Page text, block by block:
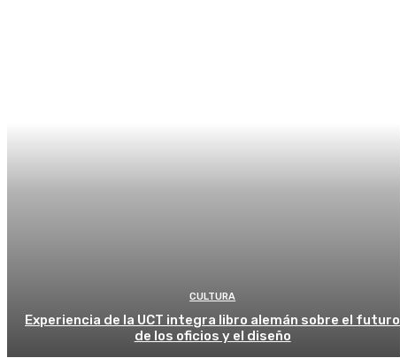
CULTURA
Experiencia de la UCT integra libro alemán sobre el futuro
de los oficios y el diseño